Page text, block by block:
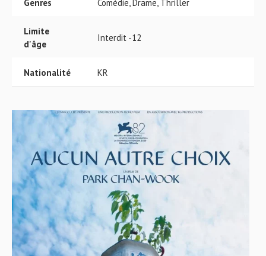
Genres Comédie, Drame, Thriller
Limite
d'âge
Interdit -12
Nationalité KR